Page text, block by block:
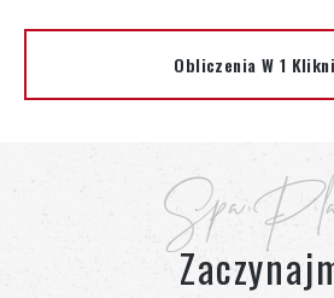
Obliczenia W 1
Spa